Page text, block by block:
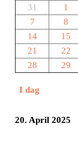
31
1
7
8
14
15
21
22
28
29
I dag
20. April 2025